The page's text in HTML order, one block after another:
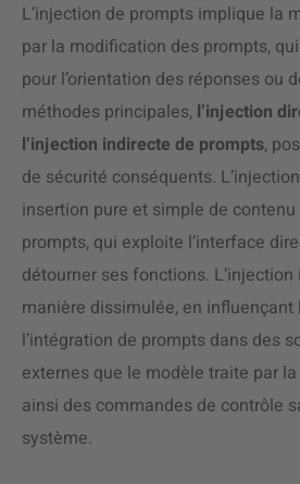
L’injection de prompts implique la
par la modification des prompts,
pour l’orientation des réponses ou
méthodes principales, l’injection
l’injection indirecte de prompts,
de sécurité conséquents.
insertion pure et simple de
prompts, qui exploite l’interface
détourner ses fonctions.
manière dissimulée, en influençant
l’intégration de prompts dans des
externes que le modèle traite par
ainsi des commandes de contrôle
système.